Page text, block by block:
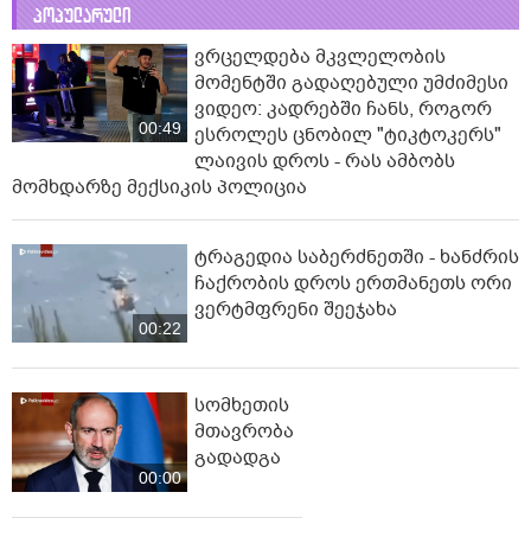
პოპულარული
00:49
ვრცელდება მკვლელობის
მომენტში გადაღებული უმძიმესი
ვიდეო: კადრებში ჩანს, როგორ
ესროლეს ცნობილ "ტიკტოკერს"
ლაივის დროს - რას ამბობს
მომხდარზე მექსიკის პოლიცია
00:22
ტრაგედია საბერძნეთში - ხანძრის
ჩაქრობის დროს ერთმანეთს ორი
ვერტმფრენი შეეჯახა
00:00
სომხეთის
მთავრობა
გადადგა